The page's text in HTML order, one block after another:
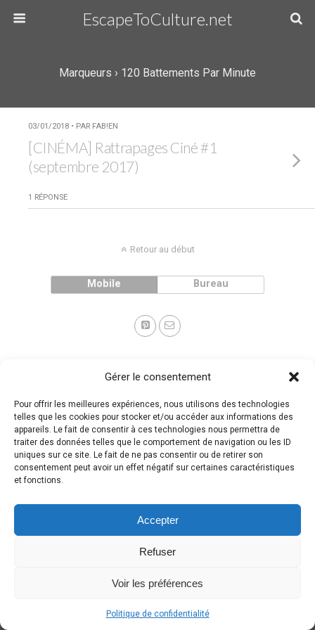
Gérer le consentement
Pour offrir les meilleures expériences, nous utilisons des technologies
telles que les cookies pour stocker et/ou accéder aux informations des
appareils. Le fait de consentir à ces technologies nous permettra de
traiter des données telles que le comportement de navigation ou les ID
uniques sur ce site. Le fait de ne pas consentir ou de retirer son
consentement peut avoir un effet négatif sur certaines caractéristiques
et fonctions.
Accepter
Refuser
Voir les préférences
Politique de confidentialité
EscapeToCulture.net
Marqueurs › 120 Battements Par Minute
03/01/2018 • PAR FAB!EN
[CINÉMA] Rattrapages Ciné #1
(septembre 2017)
1 RÉPONSE
Retour au début
Mobile Bureau